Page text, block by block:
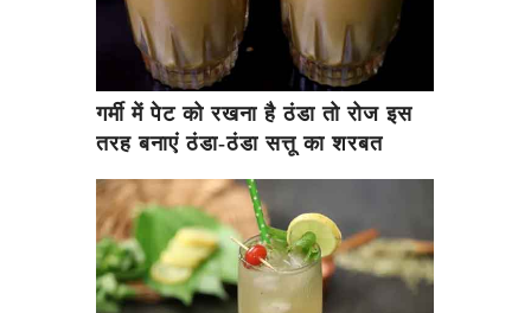
गर्मी में पेट को रखना है ठंडा तो रोज इस
तरह बनाएं ठंडा-ठंडा सत्तू का शरबत